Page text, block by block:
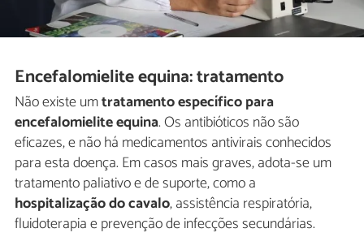
Encefalomielite equina: tratamento
Não existe umtratamento específico para
encefalomielite equina. Os antibióticos não são
eficazes, e não há medicamentos antivirais conhecidos
para esta doença. Em casos mais graves, adota-se um
tratamento paliativo e de suporte, como a
hospitalização do cavalo, assistência respiratória,
fluidoterapia e prevenção de infecções secundárias.